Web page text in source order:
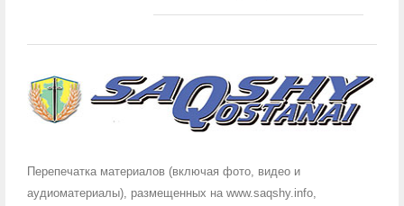
Перепечатка материалов (включая фото, видео и
аудиоматериалы), размещенных на www.saqshy.info,